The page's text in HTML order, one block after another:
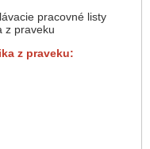
pracovné listy
z praveku
z praveku: